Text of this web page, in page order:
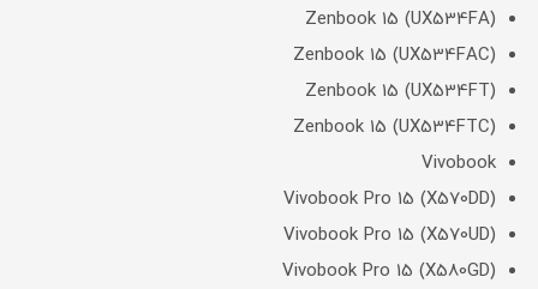
Zenbook 15 (UX534FA)
Zenbook 15 (UX534FAC)
Zenbook 15 (UX534FT)
Zenbook 15 (UX534FTC)
Vivobook
Vivobook Pro 15 (X570DD)
Vivobook Pro 15 (X570UD)
Vivobook Pro 15 (X580GD)